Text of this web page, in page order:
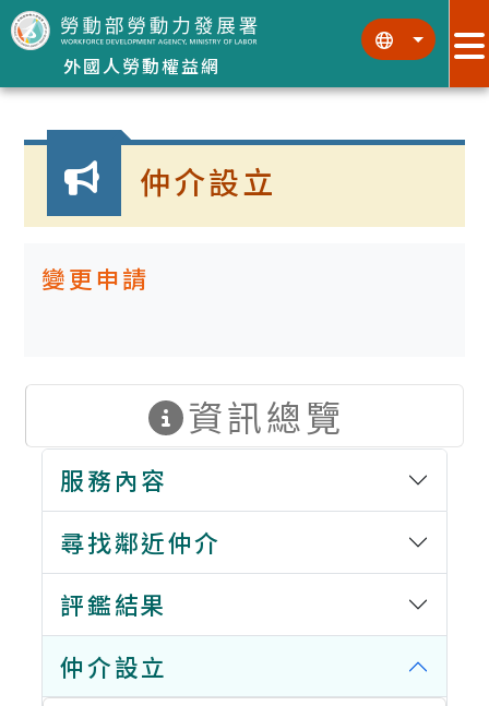
跳到主要內容區塊
外國人勞動權益網
::: :::
:::
仲介設立
變更申請
資訊總覽
服務內容
尋找鄰近仲介
評鑑結果
仲介設立